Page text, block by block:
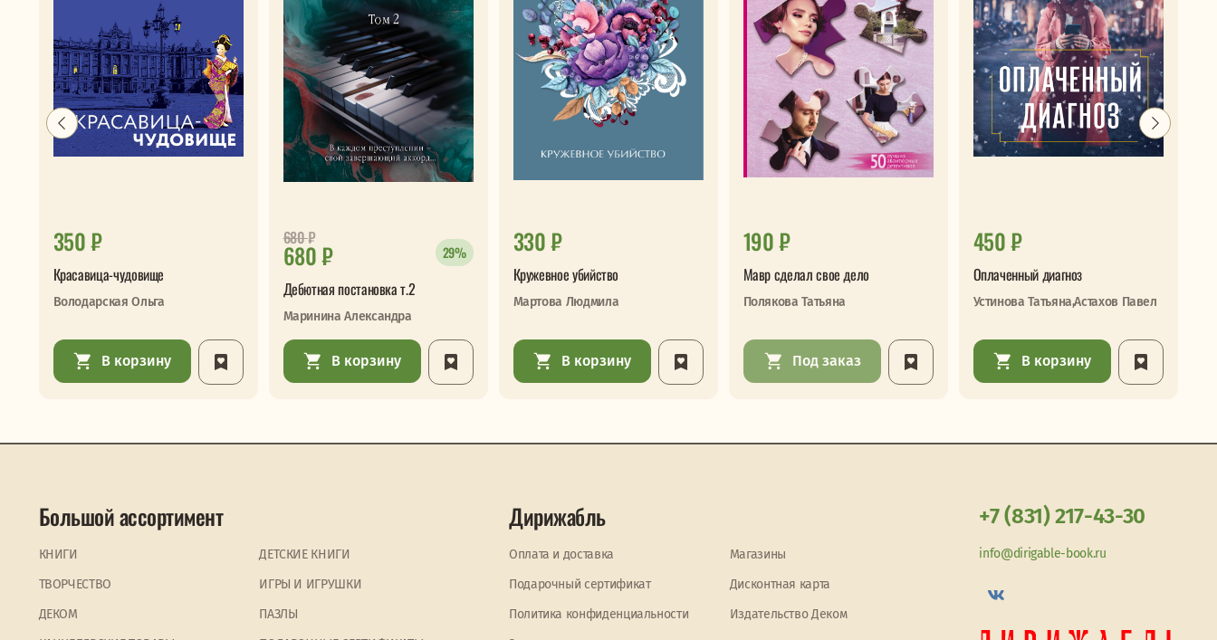
350 ₽
Красавица-чудовище
Володарская Ольга
В корзину
680 ₽
680₽
29%
Дебютная постановка т.2
Маринина Александра
В корзину
330 ₽
Кружевное убийство
Мартова Людмила
В корзину
190 ₽
Мавр сделал свое дело
Полякова Татьяна
Под заказ
450 ₽
Оплаченный диагноз
Устинова Татьяна,Астахов Павел
В корзину
Большой ассортимент
КНИГИ
ДЕТСКИЕ КНИГИ
ТВОРЧЕСТВО
ИГРЫ И ИГРУШКИ
ДЕКОМ
ПАЗЛЫ
Дирижабль
Оплата и доставка
Магазины
Подарочный сертификат
Дисконтная карта
Политика конфиденциальности
Издательство Деком
+7 (831) 217-43-30
info@dirigable-book.ru